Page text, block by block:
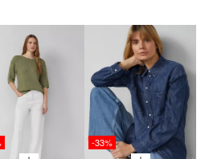
-33%